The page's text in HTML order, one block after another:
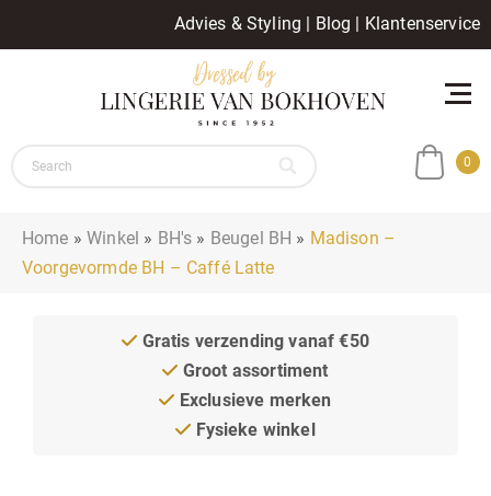
Advies & Styling | Blog | Klantenservice
0
Home »Winkel » BH's » Beugel BH » Madison –
Voorgevormde BH – Caffé Latte
Gratis verzending vanaf €50
Groot assortiment
Exclusieve merken
Fysieke winkel